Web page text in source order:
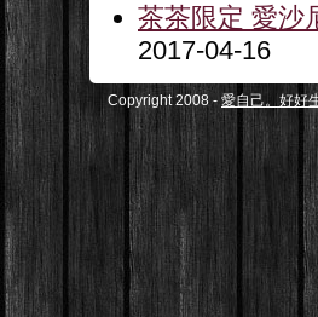
茶茶限定 愛
2017-04-16
Copyright 2008 - 愛自己。好好